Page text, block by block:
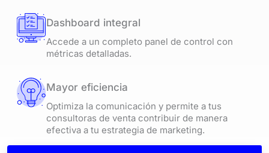
Dashboard integral
Accede a un completo panel de control con
métricas detalladas.
Mayor eficiencia
Optimiza la comunicación y permite a tus
consultoras de venta contribuir de manera
efectiva a tu estrategia de marketing.